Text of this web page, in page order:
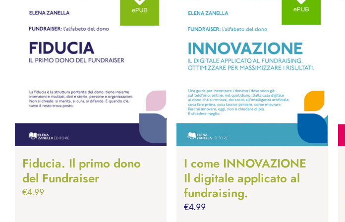
Fiducia. Il primo dono
del Fundraiser
€4.99
I come INNOVAZIONE
Il digitale applicato al
fundraising.
€4.99